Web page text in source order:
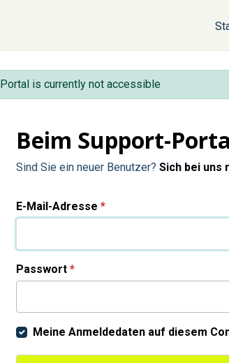
Portal is currently not accessible
Beim Support-
Sind Sie ein neuer Benutzer? Sich bei
E-Mail-Adresse *
Passwort *
Meine Anmeldedaten auf diesem